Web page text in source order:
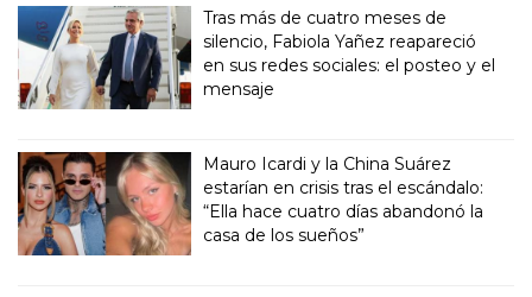
Tras más de cuatro meses de
silencio, Fabiola Yañez reapareció
en sus redes sociales: el posteo y el
mensaje
Mauro Icardi y la China Suárez
estarían en crisis tras el escándalo:
“Ella hace cuatro días abandonó la
casa de los sueños”